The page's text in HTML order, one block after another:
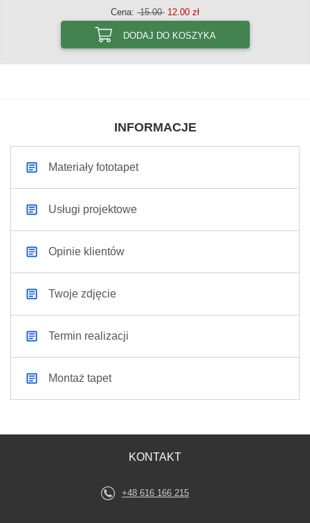
Cena: 15.00 12.00 zł
DODAJ DO KOSZYKA
INFORMACJE
Materiały fototapet
Usługi projektowe
Opinie klientów
Twoje zdjęcie
Termin realizacji
Montaż tapet
KONTAKT
+48 616 166 215